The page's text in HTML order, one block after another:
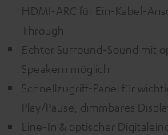
HDMI-ARC für Ein-Kabel-
Through
Echter Surround-Sound mit
Speakern möglich
Schnellzugriff-Panel für
Play/Pause, dimmbares
Line-In & optischer